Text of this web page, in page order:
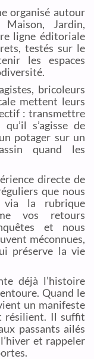
organisé autour
Jardin,
ligne éditoriale
testés sur le
les espaces
bricoleurs
mettent leurs
: transmettre
s’agisse de
potager sur un
quand les
directe de
que nous
via la rubrique
vos retours
et nous
méconnues,
préserve la vie
déjà l’histoire
Quand le
un manifeste
résilient. Il suffit
passants ailés
et rappeler